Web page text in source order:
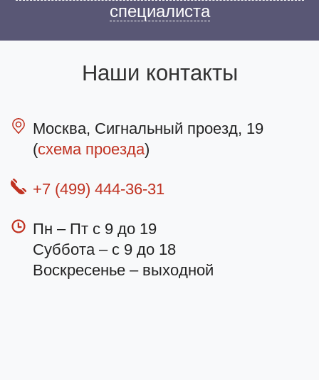
специалиста
Наши контакты
Москва, Сигнальный проезд, 19
(схема проезда)
+7 (499) 444-36-31
Пн – Пт с 9 до 19
Суббота – с 9 до 18
Воскресенье – выходной